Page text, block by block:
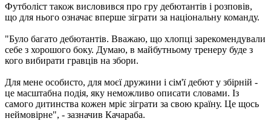
Футболіст також висловився про гру дебютантів і розповів,
що для нього означає вперше зіграти за національну команду.
"Було багато дебютантів. Вважаю, що хлопці зарекомендували
себе з хорошого боку. Думаю, в майбутньому тренеру буде з
кого вибирати гравців на збори.
Для мене особисто, для моєї дружини і сім'ї дебют у збірній -
це масштабна подія, яку неможливо описати словами. Із
самого дитинства кожен мріє зіграти за свою країну. Це щось
неймовірне", - зазначив Качараба.